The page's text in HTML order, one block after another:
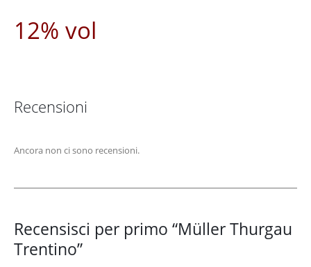
12% vol
Recensioni
Ancora non ci sono recensioni.
Recensisci per primo “Müller Thurgau
Trentino”